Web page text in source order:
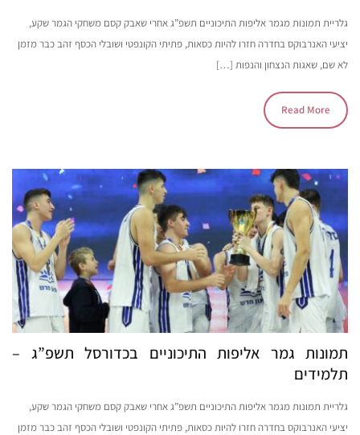
גלריית תמונות מגמר אליפות התיכוניים תשפ”ג אחרי שאבק קסם משחקי הגמר שקע,
יציעי האנרבוקס בחדרה חזרו להיות כסאות, פתיתי הקונפטי ושובלי הכסף זהב כבר מזמן
לא שם, שאגות הנצחון והנפות […]
Read More
תמונות גמר אליפות התיכוניים בכדורסל תשפ”ג –
תלמידים
גלריית תמונות מגמר אליפות התיכוניים תשפ”ג אחרי שאבק קסם משחקי הגמר שקע,
יציעי האנרבוקס בחדרה חזרו להיות כסאות, פתיתי הקונפטי ושובלי הכסף זהב כבר מזמן